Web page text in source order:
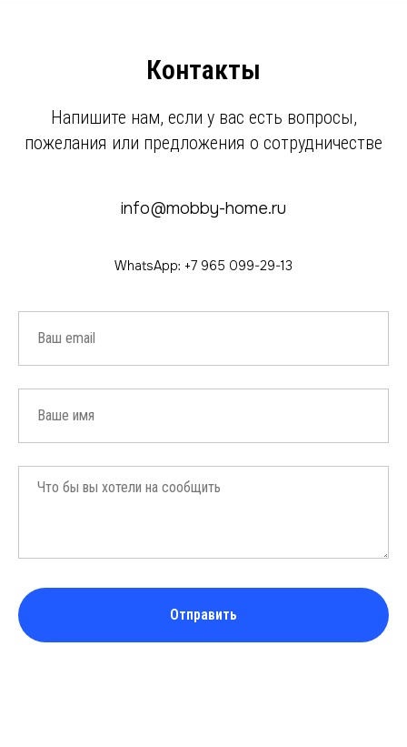
Контакты
Напишите нам, если у вас есть вопросы,
пожелания или предложения о сотрудничестве
info@mobby-home.ru
WhatsApp: +7 965 099-29-13
Отправить